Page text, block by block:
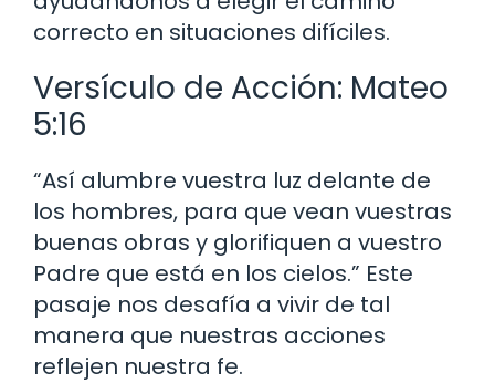
correcto en situaciones difíciles.
Versículo de Acción: Mateo
5:16
“Así alumbre vuestra luz delante de
los hombres, para que vean vuestras
buenas obras y glorifiquen a vuestro
Padre que está en los cielos.” Este
pasaje nos desafía a vivir de tal
manera que nuestras acciones
reflejen nuestra fe.